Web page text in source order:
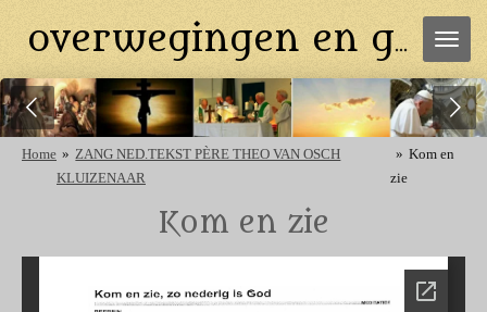
direct
de
hoofdinhoud
overwegingen en gebeden
Home » ZANG NED.TEKST PÈRE THEO VAN OSCH
KLUIZENAAR
» Kom en
zie
Kom en zie